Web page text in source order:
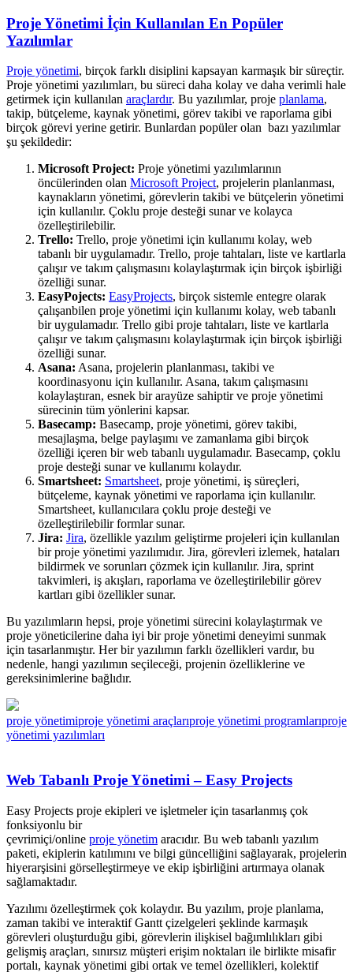
Proje Yönetimi İçin Kullanılan En Popüler
Yazılımlar
Proje yönetimi, birçok farklı disiplini kapsayan karmaşık bir süreçtir.
Proje yönetimi yazılımları, bu süreci daha kolay ve daha verimli hale
getirmek için kullanılan araçlardır. Bu yazılımlar, proje planlama,
takip, bütçeleme, kaynak yönetimi, görev takibi ve raporlama gibi
birçok görevi yerine getirir. Bunlardan popüler olan bazı yazılımlar
şu şekildedir:
Microsoft Project: Proje yönetimi yazılımlarının
öncülerinden olan Microsoft Project, projelerin planlanması,
kaynakların yönetimi, görevlerin takibi ve bütçelerin yönetimi
için kullanılır. Çoklu proje desteği sunar ve kolayca
özelleştirilebilir.
Trello: Trello, proje yönetimi için kullanımı kolay, web
tabanlı bir uygulamadır. Trello, proje tahtaları, liste ve kartlarla
çalışır ve takım çalışmasını kolaylaştırmak için birçok işbirliği
özelliği sunar.
EasyPojects: EasyProjects, birçok sistemle entegre olarak
çalışanbilen proje yönetimi için kullanımı kolay, web tabanlı
bir uygulamadır. Trello gibi proje tahtaları, liste ve kartlarla
çalışır ve takım çalışmasını kolaylaştırmak için birçok işbirliği
özelliği sunar.
Asana: Asana, projelerin planlanması, takibi ve
koordinasyonu için kullanılır. Asana, takım çalışmasını
kolaylaştıran, esnek bir arayüze sahiptir ve proje yönetimi
sürecinin tüm yönlerini kapsar.
Basecamp: Basecamp, proje yönetimi, görev takibi,
mesajlaşma, belge paylaşımı ve zamanlama gibi birçok
özelliği içeren bir web tabanlı uygulamadır. Basecamp, çoklu
proje desteği sunar ve kullanımı kolaydır.
Smartsheet: Smartsheet, proje yönetimi, iş süreçleri,
bütçeleme, kaynak yönetimi ve raporlama için kullanılır.
Smartsheet, kullanıcılara çoklu proje desteği ve
özelleştirilebilir formlar sunar.
Jira: Jira, özellikle yazılım geliştirme projeleri için kullanılan
bir proje yönetimi yazılımıdır. Jira, görevleri izlemek, hataları
bildirmek ve sorunları çözmek için kullanılır. Jira, sprint
takvimleri, iş akışları, raporlama ve özelleştirilebilir görev
kartları gibi özellikler sunar.
Bu yazılımların hepsi, proje yönetimi sürecini kolaylaştırmak ve
proje yöneticilerine daha iyi bir proje yönetimi deneyimi sunmak
için tasarlanmıştır. Her bir yazılımın farklı özellikleri vardır, bu
nedenle, hangi yazılımın seçileceği, projenin özelliklerine ve
gereksinimlerine bağlıdır.
proje yönetimiproje yönetimi araçlarıproje yönetimi programlarıproje
yönetimi yazılımları
Web Tabanlı Proje Yönetimi – Easy Projects
Easy Projects proje ekipleri ve işletmeler için tasarlanmış çok
fonksiyonlu bir
çevrimiçi/online proje yönetim aracıdır. Bu web tabanlı yazılım
paketi, ekiplerin katılımını ve bilgi güncelliğini sağlayarak, projelerin
hiyerarşisini görselleştirmeye ve ekip işbirliğini artırmaya olanak
sağlamaktadır.
Yazılımı özelleştirmek çok kolaydır. Bu yazılım, proje planlama,
zaman takibi ve interaktif Gantt çizelgeleri şeklinde karmaşık
görevleri oluşturduğu gibi, görevlerin ilişkisel bağımlılıkları gibi
gelişmiş araçları, sınırsız müşteri erişim noktaları ile birlikte misafir
portalı, kaynak yönetimi gibi ortak ve temel özellikleri, kolektif